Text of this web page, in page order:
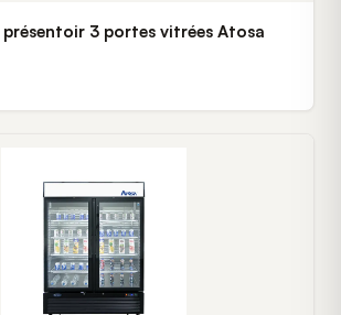
3 portes vitrées Atosa